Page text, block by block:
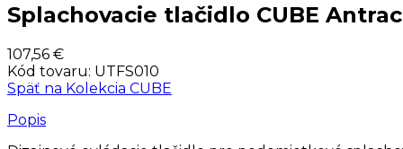
Splachovacie tlačidlo CUBE
107,56 €
Kód tovaru: UTFS010
Späť na Kolekcia CUBE
Popis